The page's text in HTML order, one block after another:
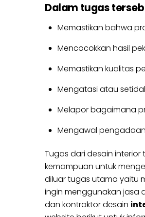
Dalam tugas
Memastikan bahwa
Mencocokkan hasil
Memastikan kualitas
Mengatasi atau
Melapor bagaimana
Mengawal
Tugas dari desain
kemampuan untuk
diluar tugas utama yaitu
ingin menggunakan jasa
dan kontraktor desain